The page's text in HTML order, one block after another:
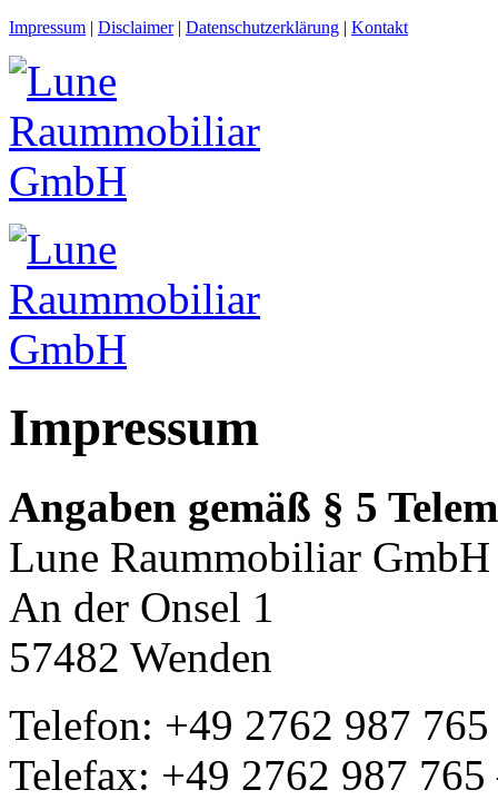
Impressum | Disclaimer| Datenschutzerklärung | Kontakt
Impressum
Angaben gemäß § 5
Lune Raummobiliar GmbH
An der Onsel 1
57482 Wenden
Telefon: +49 2762 987
Telefax: +49 2762 987 765